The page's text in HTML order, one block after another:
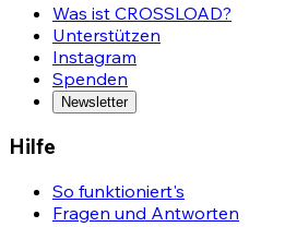
Was ist CROSSLOAD?
Unterstützen
Instagram
Spenden
Newsletter
Hilfe
So funktioniert's
Fragen und Antworten